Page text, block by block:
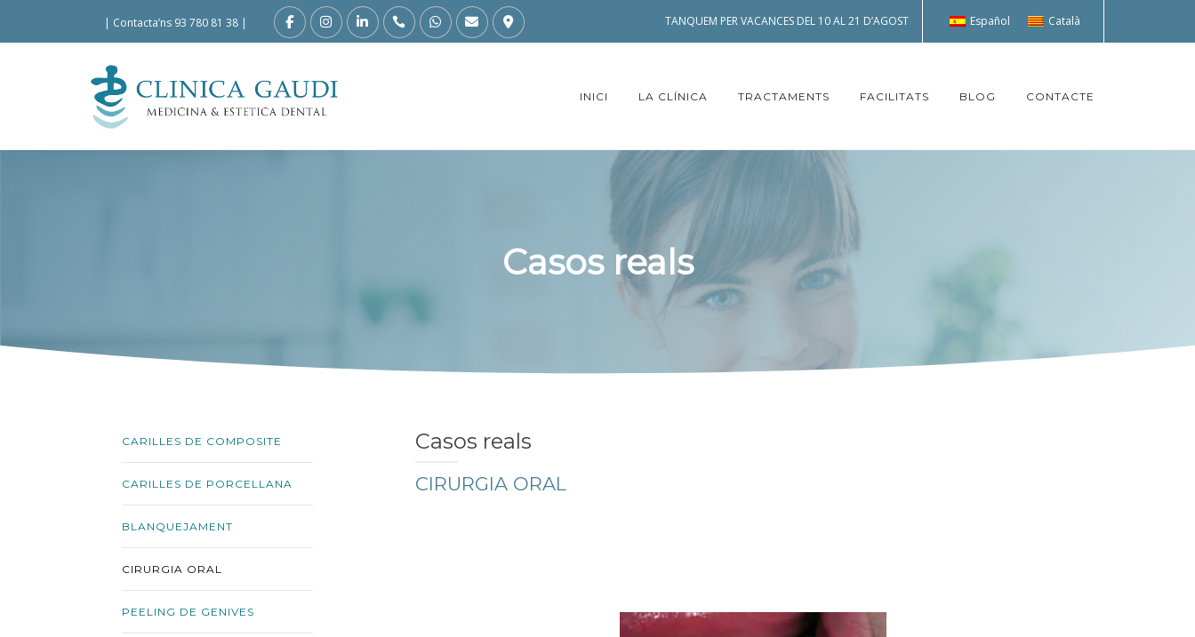
| Contacta’ns 93 780 81 38 | TANQUEM PER VACANCES DEL 10 AL 21 D’AGOST Español Català
INICI LA CLÍNICA TRACTAMENTS FACILITATS BLOG CONTACTE
Casos reals
CARILLES DE COMPOSITE
CARILLES DE PORCELLANA
BLANQUEJAMENT
CIRURGIA ORAL
PEELING DE GENIVES
Casos reals
CIRURGIA ORAL